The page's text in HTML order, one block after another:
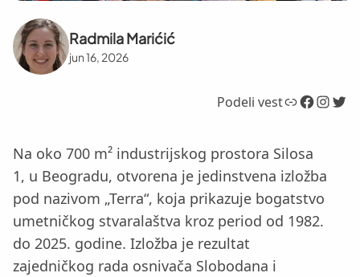
Radmila Marićić
jun 16, 2026
Podeli vestLink Facebook InstagramTwitter
Na oko 700 m² industrijskog prostora Silosa
1, u Beogradu, otvorena je jedinstvena izložba
pod nazivom „Terra“, koja prikazuje bogatstvo
umetničkog stvaralaštva kroz period od 1982.
do 2025. godine. Izložba je rezultat
zajedničkog rada osnivača Slobodana i